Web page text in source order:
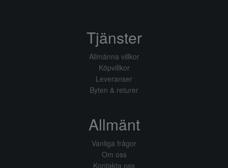
Tjänster
Allmänna villkor
Köpvillkor
Leveranser
Byten & returer
Allmänt
Vanliga frågor
Om oss
Kontakta oss